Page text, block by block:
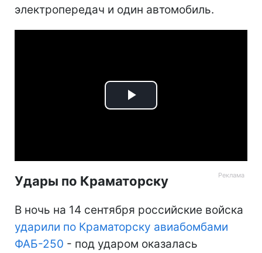
электропередач и один автомобиль.
Play
Удары по Краматорску
В ночь на 14 сентября российские войска
ударили по Краматорску авиабомбами
ФАБ-250 - под ударом оказалась